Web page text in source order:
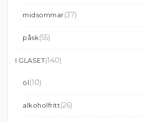
midsommar(37)
påsk(55)
I GLASET(140)
öl(10)
alkoholfritt(26)